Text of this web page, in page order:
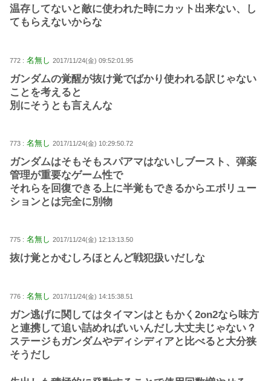
温存してないと敵に使われた時にカット出来ない、し
てもらえないからな
772 : 名無し 2017/11/24(金) 09:52:01.95
ガンダムの覚醒が抜け覚でばかり使われる訳じゃない
ことを考えると
別にそうとも言えんな
773 : 名無し 2017/11/24(金) 10:29:50.72
ガンダムはそもそもスパアマはないしブースト、弾薬
管理が重要なゲーム性で
それらを回復できる上に半覚もできるからエボリュー
ションとは完全に別物
775 : 名無し 2017/11/24(金) 12:13:13.50
抜け覚とかむしろほとんど戦犯扱いだしな
776 : 名無し 2017/11/24(金) 14:15:38.51
ガン逃げに関してはタイマンはともかく2on2なら味方
と連携して追い詰めればいいんだし大丈夫じゃない？
ステージもガンダムやディシディアと比べると大分狭
そうだし